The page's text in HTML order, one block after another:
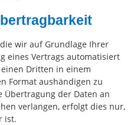
wir auf Grundlage Ihrer
eines Vertrags automatisiert
Dritten in einem
Format aushändigen zu
Übertragung der Daten an
verlangen, erfolgt dies nur,
ist.